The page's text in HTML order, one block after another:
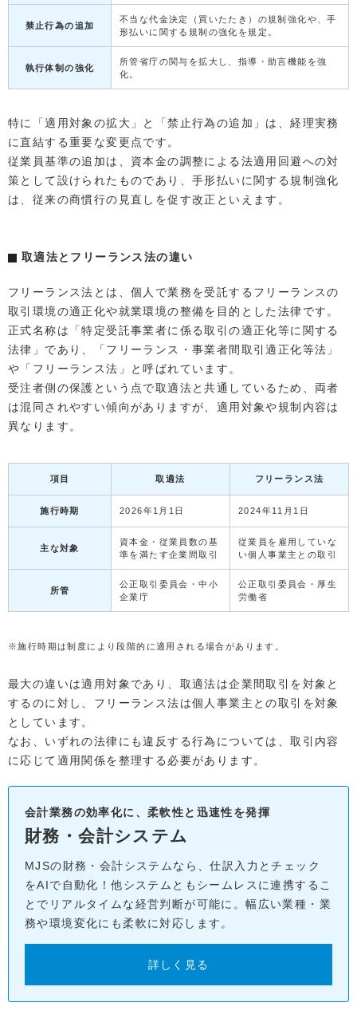
禁止行為の追加
不当な代金決定（買いたたき）の規制強化や、手
形払いに関する規制の強化を規定。
執行体制の強化
所管省庁の関与を拡大し、指導・助言機能を強
化。
特に「適用対象の拡大」と「禁止行為の追加」は、経理実務
に直結する重要な変更点です。
従業員基準の追加は、資本金の調整による法適用回避への対
策として設けられたものであり、手形払いに関する規制強化
は、従来の商慣行の見直しを促す改正といえます。
取適法とフリーランス法の違い
フリーランス法とは、個人で業務を受託するフリーランスの
取引環境の適正化や就業環境の整備を目的とした法律です。
正式名称は「特定受託事業者に係る取引の適正化等に関する
法律」であり、「フリーランス・事業者間取引適正化等法」
や「フリーランス法」と呼ばれています。
受注者側の保護という点で取適法と共通しているため、両者
は混同されやすい傾向がありますが、適用対象や規制内容は
異なります。
項目 取適法 フリーランス法
施行時期 2026年1月1日 2024年11月1日
主な対象
資本金・従業員数の基
準を満たす企業間取引
従業員を雇用していな
い個人事業主との取引
所管
公正取引委員会・中小
企業庁
公正取引委員会・厚生
労働省
※施行時期は制度により段階的に適用される場合があります。
最大の違いは適用対象であり、取適法は企業間取引を対象と
するのに対し、フリーランス法は個人事業主との取引を対象
としています。
なお、いずれの法律にも違反する行為については、取引内容
に応じて適用関係を整理する必要があります。
会計業務の効率化に、柔軟性と迅速性を発揮
財務・会計システム
MJSの財務・会計システムなら、仕訳入力とチェック
をAIで自動化！他システムともシームレスに連携するこ
とでリアルタイムな経営判断が可能に。幅広い業種・業
務や環境変化にも柔軟に対応します。
詳しく見る